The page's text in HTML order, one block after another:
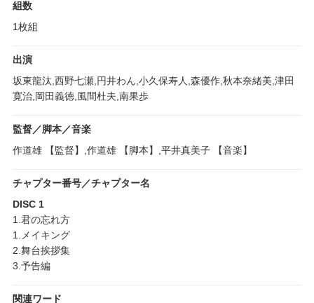
組数
1枚組
出演
坂東龍汰,西野七瀬,円井わん,小久保寿人,森優作,秋本奈緒美,津田
寛治,岡田義徳,風間杜夫,南果歩
監督／脚本／音楽
作道雄 【監督】,作道雄 【脚本】,平井真美子 【音楽】
チャプター番号／チャプター名
DISC 1
1.君の忘れ方
1.メイキング
2.舞台挨拶集
3.予告編
関連ワード